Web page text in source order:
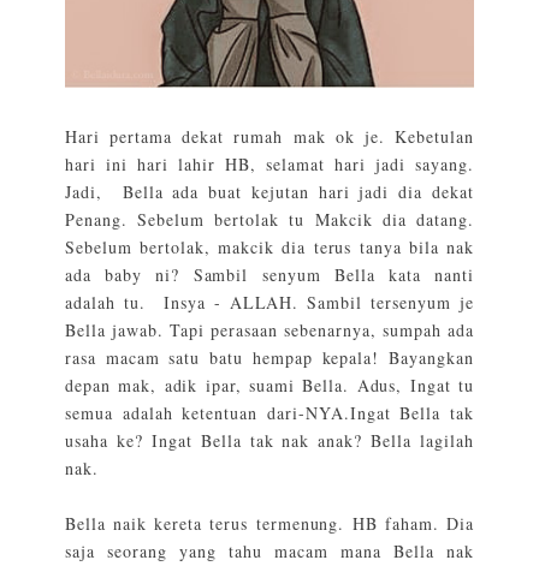
Hari pertama dekat rumah mak ok je. Kebetulan
hari ini hari lahir HB, selamat hari jadi sayang.
Jadi, Bella ada buat kejutan hari jadi dia dekat
Penang. Sebelum bertolak tu Makcik dia datang.
Sebelum bertolak, makcik dia terus tanya bila nak
ada baby ni? Sambil senyum Bella kata nanti
adalah tu. Insya - ALLAH. Sambil tersenyum je
Bella jawab. Tapi perasaan sebenarnya, sumpah ada
rasa macam satu batu hempap kepala! Bayangkan
depan mak, adik ipar, suami Bella. Adus, Ingat tu
semua adalah ketentuan dari-NYA.Ingat Bella tak
usaha ke? Ingat Bella tak nak anak? Bella lagilah
nak.
Bella naik kereta terus termenung. HB faham. Dia
saja seorang yang tahu macam mana Bella nak